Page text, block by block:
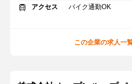
アクセス
バイク通勤OK
この企業の求人一